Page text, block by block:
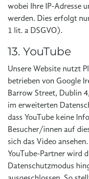
wobei Ihre IP-Adresse
werden. Dies erfolgt
1 lit. a DSGVO).
13. YouTube
Unsere Website nutzt
betrieben von Google
Barrow Street, Dublin
im erweiterten
dass YouTube keine
Besucher/innen auf
sich das Video
YouTube-Partner wird
Datenschutzmodus